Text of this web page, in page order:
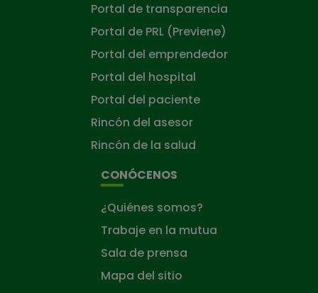
Portal de transparencia
Portal de PRL (Previene)
Portal del emprendedor
Portal del hospital
Portal del paciente
Rincón del asesor
Rincón de la salud
CONÓCENOS
¿Quiénes somos?
Trabaje en la mutua
Sala de prensa
Mapa del sitio